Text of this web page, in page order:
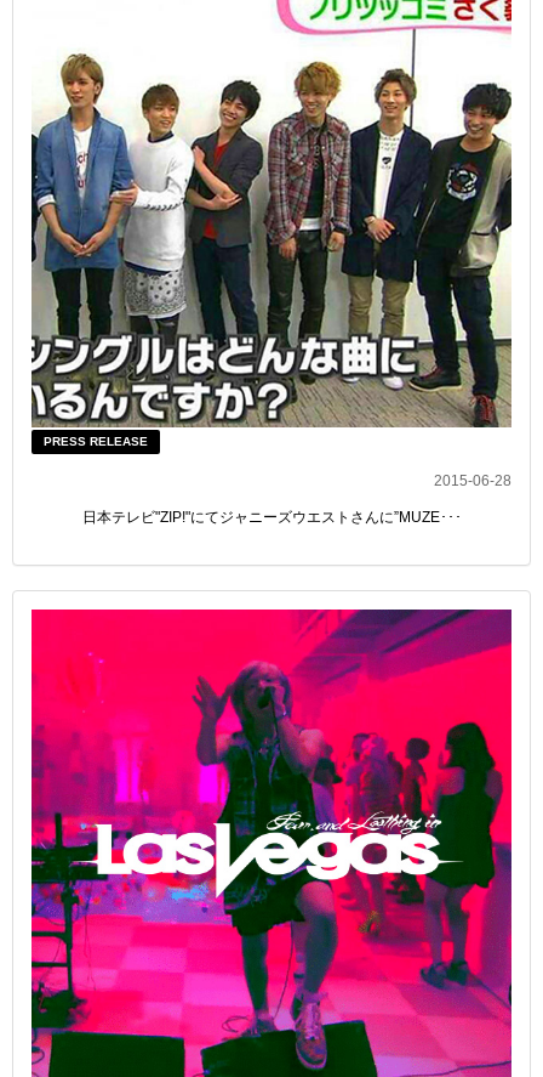
PRESS RELEASE
2015-06-28
日本テレビ"ZIP!"にてジャニーズウエストさんに”MUZE･･･